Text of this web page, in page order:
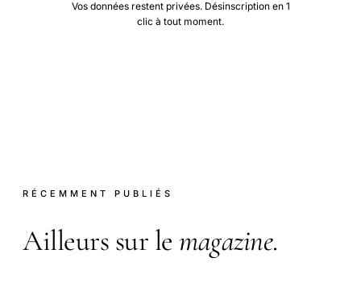
Vos données restent privées. Désinscription en 1
clic à tout moment.
RÉCEMMENT PUBLIÉS
Ailleurs sur le magazine.